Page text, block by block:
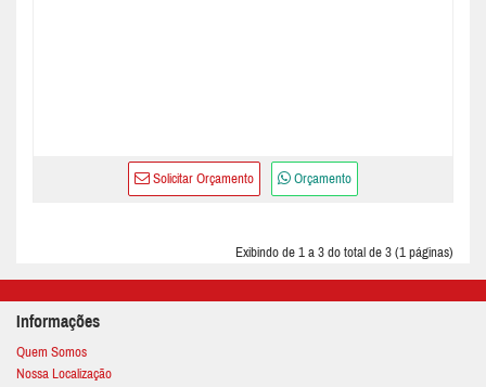
Solicitar Orçamento Orçamento
Exibindo de 1 a 3 do total de 3 (1 páginas)
Informações
Quem Somos
Nossa Localização